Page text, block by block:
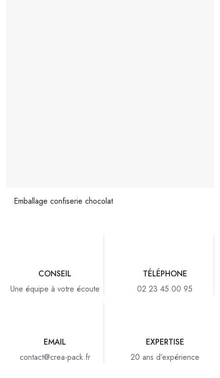
Emballage confiserie chocolat
CONSEIL
Une équipe à votre écoute
TÉLÉPHONE
02 23 45 00 95
EMAIL
contact@crea-pack.fr
EXPERTISE
20 ans d’expérience